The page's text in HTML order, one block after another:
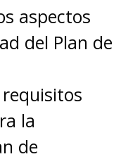
aspectos
del Plan de
la
de